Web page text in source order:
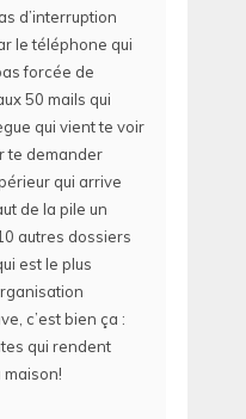
d’interruption
le téléphone qui
forcée de
50 mails qui
qui vient te voir
te demander
qui arrive
de la pile un
autres dossiers
est le plus
c’est bien ça :
qui rendent
maison!